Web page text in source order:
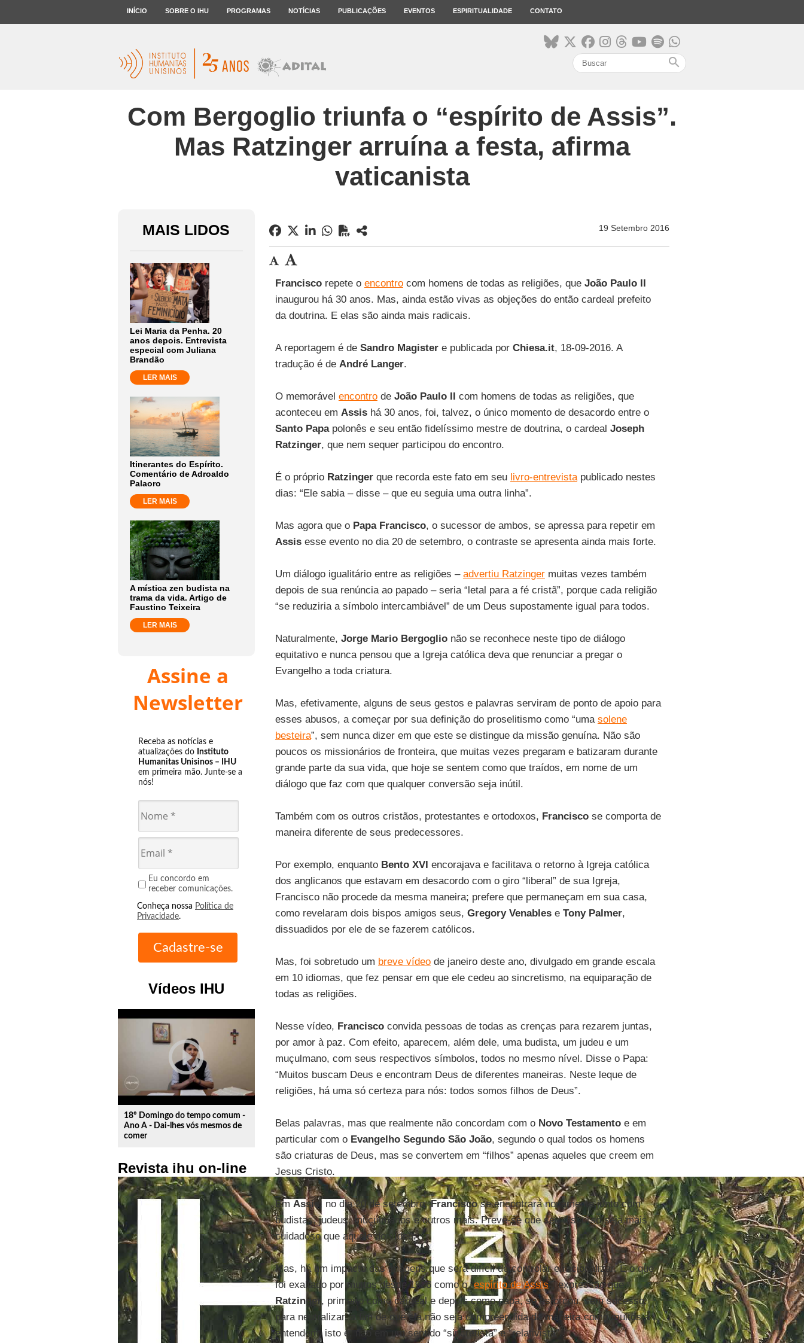
INÍCIO SOBRE O IHU PROGRAMAS NOTÍCIAS PUBLICAÇÕES EVENTOS ESPIRITUALIDADE CONTATO
search
Com Bergoglio triunfa o “espírito de Assis”.
Mas Ratzinger arruína a festa, afirma
vaticanista
MAIS LIDOS
Lei Maria da Penha. 20
anos depois. Entrevista
especial com Juliana
Brandão
LER MAIS
Itinerantes do Espírito.
Comentário de Adroaldo
Palaoro
LER MAIS
A mística zen budista na
trama da vida. Artigo de
Faustino Teixeira
LER MAIS
Assine a
Newsletter
Receba as notícias e
atualizações do Instituto
Humanitas Unisinos – IHU
em primeira mão. Junte-se a
nós!
Eu concordo em
receber comunicações.
Conheça nossa Política de
Privacidade.
Vídeos IHU
play_circle_outline
18º Domingo do tempo comum -
Ano A - Dai-lhes vós mesmos de
comer
Revista ihu on-line
19 Setembro 2016
Franciscorepete o encontrocom homens de todas as religiões, que João Paulo II
inaugurou há 30 anos. Mas, ainda estão vivas as objeções do então cardeal prefeito
da doutrina. E elas são ainda mais radicais.
A reportagem é de Sandro Magistere publicada por Chiesa.it, 18-09-2016. A
tradução é de André Langer.
O memorável encontrodeJoão Paulo II com homens de todas as religiões, que
aconteceu em Assishá 30 anos, foi, talvez, o único momento de desacordo entre o
Santo Papapolonês e seu então fidelíssimo mestre de doutrina, o cardeal Joseph
Ratzinger, que nem sequer participou do encontro.
É o próprio Ratzingerque recorda este fato em seu livro-entrevistapublicado nestes
dias: “Ele sabia – disse – que eu seguia uma outra linha”.
Mas agora que o Papa Francisco, o sucessor de ambos, se apressa para repetir em
Assisesse evento no dia 20 de setembro, o contraste se apresenta ainda mais forte.
Um diálogo igualitário entre as religiões – advertiu Ratzingermuitas vezes também
depois de sua renúncia ao papado – seria “letal para a fé cristã”, porque cada religião
“se reduziria a símbolo intercambiável” de um Deus supostamente igual para todos.
Naturalmente, Jorge Mario Bergoglionão se reconhece neste tipo de diálogo
equitativo e nunca pensou que a Igreja católica deva que renunciar a pregar o
Evangelho a toda criatura.
Mas, efetivamente, alguns de seus gestos e palavras serviram de ponto de apoio para
esses abusos, a começar por sua definição do proselitismo como “uma solene
besteira”, sem nunca dizer em que este se distingue da missão genuína. Não são
poucos os missionários de fronteira, que muitas vezes pregaram e batizaram durante
grande parte da sua vida, que hoje se sentem como que traídos, em nome de um
diálogo que faz com que qualquer conversão seja inútil.
Também com os outros cristãos, protestantes e ortodoxos, Franciscose comporta de
maneira diferente de seus predecessores.
Por exemplo, enquanto Bento XVI encorajava e facilitava o retorno à Igreja católica
dos anglicanos que estavam em desacordo com o giro “liberal” de sua Igreja,
Francisco não procede da mesma maneira; prefere que permaneçam em sua casa,
como revelaram dois bispos amigos seus, Gregory Venablese Tony Palmer,
dissuadidos por ele de se fazerem católicos.
Mas, foi sobretudo um breve vídeode janeiro deste ano, divulgado em grande escala
em 10 idiomas, que fez pensar em que ele cedeu ao sincretismo, na equiparação de
todas as religiões.
Nesse vídeo, Franciscoconvida pessoas de todas as crenças para rezarem juntas,
por amor à paz. Com efeito, aparecem, além dele, uma budista, um judeu e um
muçulmano, com seus respectivos símbolos, todos no mesmo nível. Disse o Papa:
“Muitos buscam Deus e encontram Deus de diferentes maneiras. Neste leque de
religiões, há uma só certeza para nós: todos somos filhos de Deus”.
Belas palavras, mas que realmente não concordam com o Novo Testamentoe em
particular com o Evangelho Segundo São João, segundo o qual todos os homens
são criaturas de Deus, mas se convertem em “filhos” apenas aqueles que creem em
Jesus Cristo.
Em Assis, no dia 20 de setembro,Franciscose encontrará novamente junto com
budistas, judeus, muçulmanos e outros mais. Prevê-se que seu discurso seja mais
cuidadoso que aquele do vídeo.
Mas, há um impacto das imagens que será difícil de controlar e racionalizar. É o que
foi exaltado por muitos desde 1986 como o “espírito de Assis”, expressão que
Ratzinger, primeiro como cardeal e depois como papa, se esforçou, sem sucesso,
para neutralizar, a fim de que ela não seja compreendida da maneira como muitos a
entendem, isto é, não em um sentido “sincretista” e “relativista”.